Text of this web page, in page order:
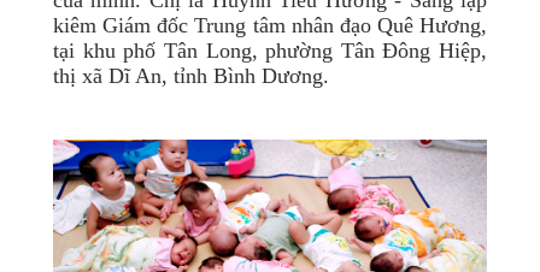
kiêm Giám đốc Trung tâm nhân đạo Quê Hương,
tại khu phố Tân Long, phường Tân Đông Hiệp,
thị xã Dĩ An, tỉnh Bình Dương.